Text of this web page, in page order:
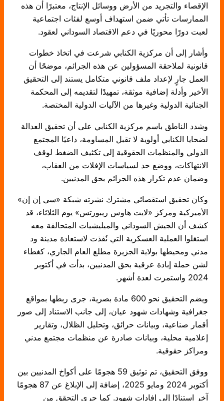
الإقصاء والتجريد من الأرض ووسائل الإنتاج، معتبرًا أن هذه
الممارسات تأتي ضمن استهداف أوسع لفئات اجتماعية
لعبت دورًا محوريًا في دعم الاقتصاد السوداني لعقود.
وأشار إلى أن مركزية الكنابي شرعت في اتخاذ خطوات
قانونية لملاحقة المسؤولين عن هذه الجرائم، موضحًا أن
العمل جارٍ لإعداد ملف قانوني متكامل يستند إلى التحقيق
الأخير وأدلة إضافية موثقة، تمهيدًا لتقديمه إلى المحكمة
الجنائية الدولية وغيرها من الآليات الدولية المختصة.
وشدد الناطق باسم مركزية الكنابي على أن تحقيق العدالة
لضحايا الكنابي أولوية لا تقبل المساومة، داعيًا المجتمع
الدولي والمنظمات الحقوقية إلى تكثيف الضغط لوقف
الانتهاكات، ووضع حد لسياسات الإفلات من العقاب،
وضمان عدم تكرار هذه الجرائم بحق المدنيين.
وكان تحقيق استقصائي مشترك نشرته شبكة «سي إن إن»
الأميركية ومركز «لايت هاوس ريبورتس» يوم الثلاثاء، قد
كشف أن الجيش السوداني والميليشيات المتحالفة معه
استغلوا العملية العسكرية التي نُفذت لاستعادة مدينة ود
مدني ومحيطها بولاية الجزيرة مطلع العام الجاري، كغطاء
لشن حملة إبادة عرقية بحق المدنيين، بدأت في أكتوبر
2024 واستمرت لعدة أشهر.
ويضم التحقيق نحو 600 مادة بصرية، جرى ربطها بمواقع
جغرافية وشهادات شهود عيان، إلى جانب الاستناد إلى صور
أقمار صناعية، وبيانات حرائق، وتحليل الظلال، وتقارير
إعلامية محلية، وبيانات صادرة عن منظمات مجتمع مدني
ومراكز حقوقية.
ووفق التحقيق، تم توثيق 59 هجومًا على أكواخ المدنيين بين
أكتوبر 2024 ومايو 2025، إضافة إلى الإبلاغ عن 87 هجومًا
آخر استنادًا إلى إفادات شهود. كما جرى التحقق من